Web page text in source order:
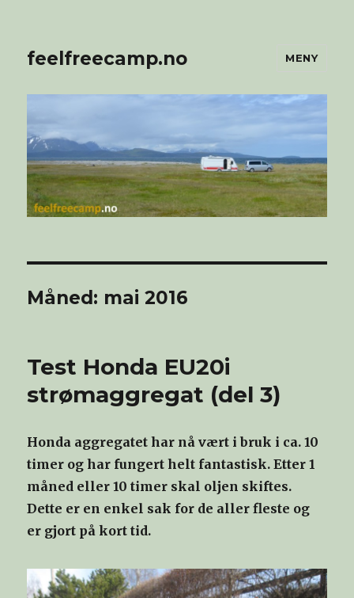
feelfreecamp.no MENY
Måned: mai 2016
Test Honda EU20i
strømaggregat (del 3)
Honda aggregatet har nå vært i bruk i ca. 10
timer og har fungert helt fantastisk. Etter 1
måned eller 10 timer skal oljen skiftes.
Dette er en enkel sak for de aller fleste og
er gjort på kort tid.